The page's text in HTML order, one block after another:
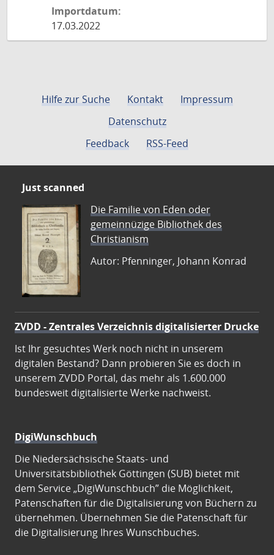
Importdatum:
17.03.2022
Hilfe zur Suche Kontakt
Impressum
Datenschutz
Feedback
RSS-Feed
Just scanned
Die Familie von Eden oder
gemeinnüzige Bibliothek des
Christianism
Autor: Pfenninger, Johann Konrad
ZVDD - Zentrales Verzeichnis digitalisierter Drucke
Ist Ihr gesuchtes Werk noch nicht in unserem
digitalen Bestand? Dann probieren Sie es doch in
unserem ZVDD Portal, das mehr als 1.600.000
bundesweit digitalisierte Werke nachweist.
DigiWunschbuch
Die Niedersächsische Staats- und
Universitätsbibliothek Göttingen (SUB) bietet mit
dem Service „DigiWunschbuch” die Möglichkeit,
Patenschaften für die Digitalisierung von Büchern zu
übernehmen. Übernehmen Sie die Patenschaft für
die Digitalisierung Ihres Wunschbuches.